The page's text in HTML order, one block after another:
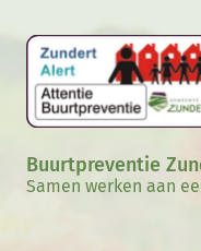
Buurtpreventie
Samen werken aan